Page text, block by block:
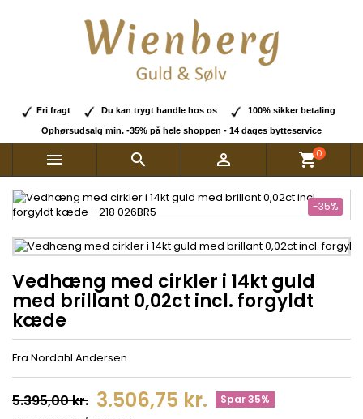
Fri fragt Du kan trygt handle hos os 100% sikker betaling
Ophørsudsalg min. -35% på hele shoppen - 14 dages bytteservice
   shopping_cart0
-35%
Vedhæng med cirkler i 14kt guld
med brillant 0,02ct incl. forgyldt
kæde
Fra Nordahl Andersen
5.395,00 kr. 3.506,75 kr. Spar 35%